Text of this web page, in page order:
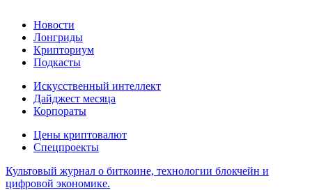
Новости
Лонгриды
Крипториум
Подкасты
Искусственный интеллект
Дайджест месяца
Корпораты
Цены криптовалют
Спецпроекты
Культовый журнал о биткоине, технологии блокчейн и
цифровой экономике.